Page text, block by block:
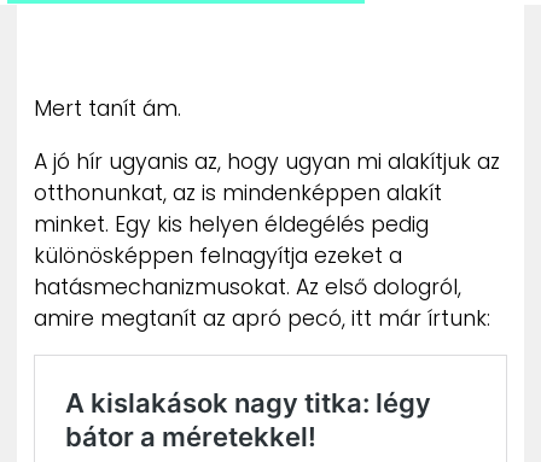
ZENE
MÉDIAAJÁNLAT
IMPRESSZUM
PR-ARCHÍVUM
ADATKEZELÉSI TÁJÉKOZTATÓ
Mert tanít ám.
A jó hír ugyanis az, hogy ugyan mi alakítjuk az
otthonunkat, az is mindenképpen alakít
minket. Egy kis helyen éldegélés pedig
különösképpen felnagyítja ezeket a
hatásmechanizmusokat. Az első dologról,
amire megtanít az apró pecó, itt már írtunk: